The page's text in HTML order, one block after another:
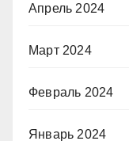
Апрель 2024
Март 2024
Февраль 2024
Январь 2024